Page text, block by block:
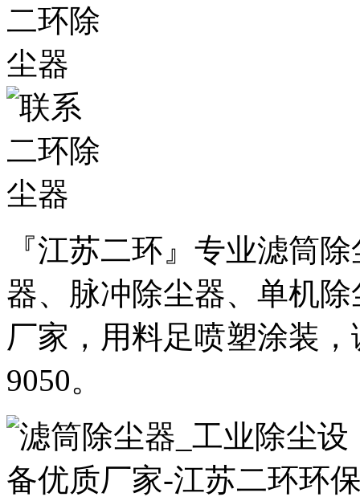
『江苏二环』专业滤筒
器、脉冲除尘器、单机
厂家，用料足喷塑涂装
9050。